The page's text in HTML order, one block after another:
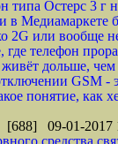
Остерс 3 г
в Медиамаркете
2G или
телефон
дольше,
GSM -
понятие, как
09-01-2017
средства